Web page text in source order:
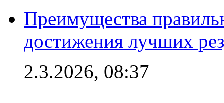
Преимущества
достижения лучших
2.3.2026, 08:37